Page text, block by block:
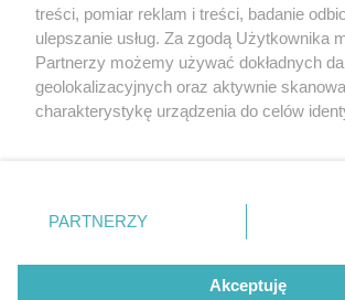
Nie zapomnij
zapoznać się z:
polityką prywatności regulamin korzystania
Twojemiasto
Piekary Śląskie
Chorzów
Tarnowskie Góry
Gliwice
Skontakuj
Kontakt
Wydawca
Redakcja
treści, pomiar reklam i treści, badanie
ulepszanie usług. Za zgodą Użytkownika
Partnerzy możemy używać dokładnych
geolokalizacyjnych oraz aktywnie
charakterystykę urządzenia do celów
zmienić/wycofać klikając przycisk
znajdujący się w lewym dolnym rogu strony
rodzaje przetwarzania danych nie
użytkownika, ale masz prawo sprzeciwić
PARTNERZY
Akceptuję